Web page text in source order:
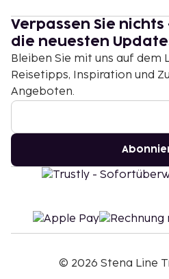
Verpassen Sie
die neuesten
Bleiben Sie mit uns auf dem
Reisetipps, Inspiration und
Angeboten.
© 2026 Stena Line